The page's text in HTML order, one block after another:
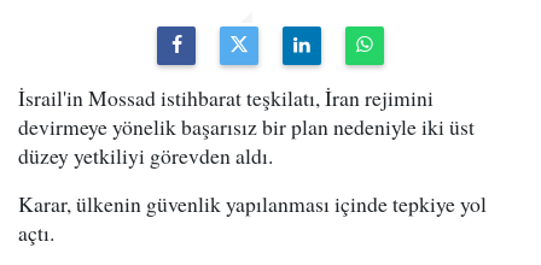
İsrail'in Mossad istihbarat teşkilatı, İran rejimini
devirmeye yönelik başarısız bir plan nedeniyle iki üst
düzey yetkiliyi görevden aldı.
Karar, ülkenin güvenlik yapılanması içinde tepkiye yol
açtı.